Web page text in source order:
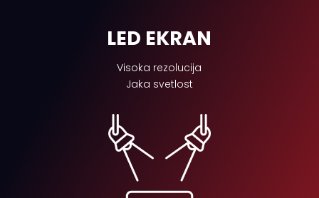
LED EKRAN
Visoka rezolucija
Jaka svetlost